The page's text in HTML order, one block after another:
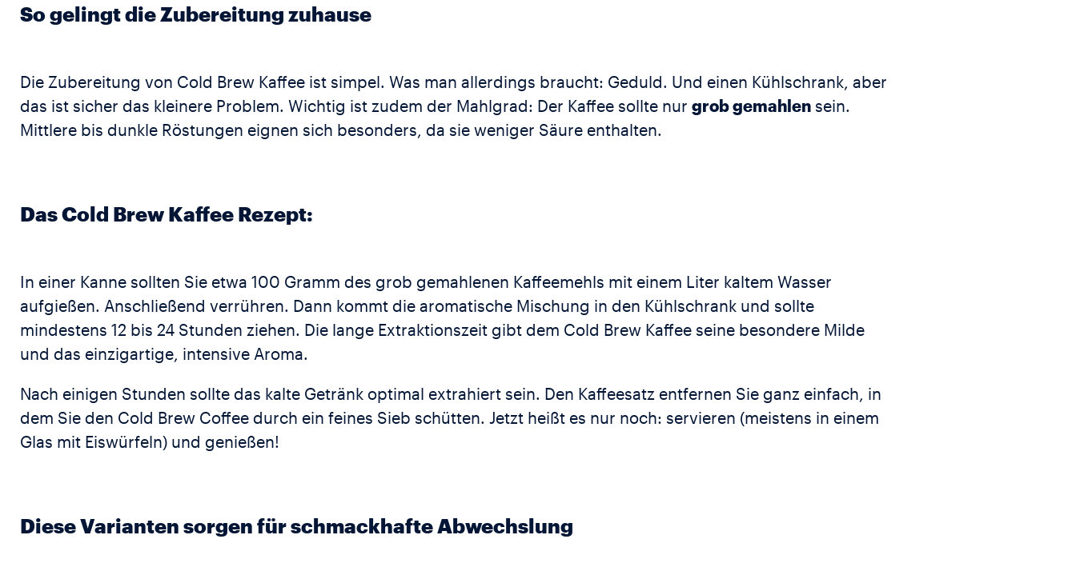
So gelingt die Zubereitung zuhause
Die Zubereitung von Cold Brew Kaffee ist simpel. Was man allerdings braucht: Geduld. Und einen Kühlschrank, aber
das ist sicher das kleinere Problem. Wichtig ist zudem der Mahlgrad: Der Kaffee sollte nur grob gemahlen sein.
Mittlere bis dunkle Röstungen eignen sich besonders, da sie weniger Säure enthalten.
Das Cold Brew Kaffee Rezept:
In einer Kanne sollten Sie etwa 100 Gramm des grob gemahlenen Kaffeemehls mit einem Liter kaltem Wasser
aufgießen. Anschließend verrühren. Dann kommt die aromatische Mischung in den Kühlschrank und sollte
mindestens 12 bis 24 Stunden ziehen. Die lange Extraktionszeit gibt dem Cold Brew Kaffee seine besondere Milde
und das einzigartige, intensive Aroma.
Nach einigen Stunden sollte das kalte Getränk optimal extrahiert sein. Den Kaffeesatz entfernen Sie ganz einfach, in
dem Sie den Cold Brew Coffee durch ein feines Sieb schütten. Jetzt heißt es nur noch: servieren (meistens in einem
Glas mit Eiswürfeln) und genießen!
Diese Varianten sorgen für schmackhafte Abwechslung